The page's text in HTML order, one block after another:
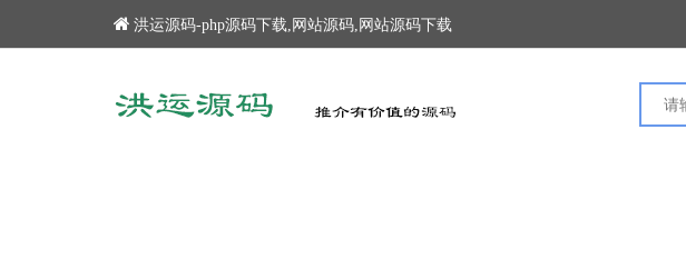
洪运源码-php源码下载,网站源码,网站源码下载